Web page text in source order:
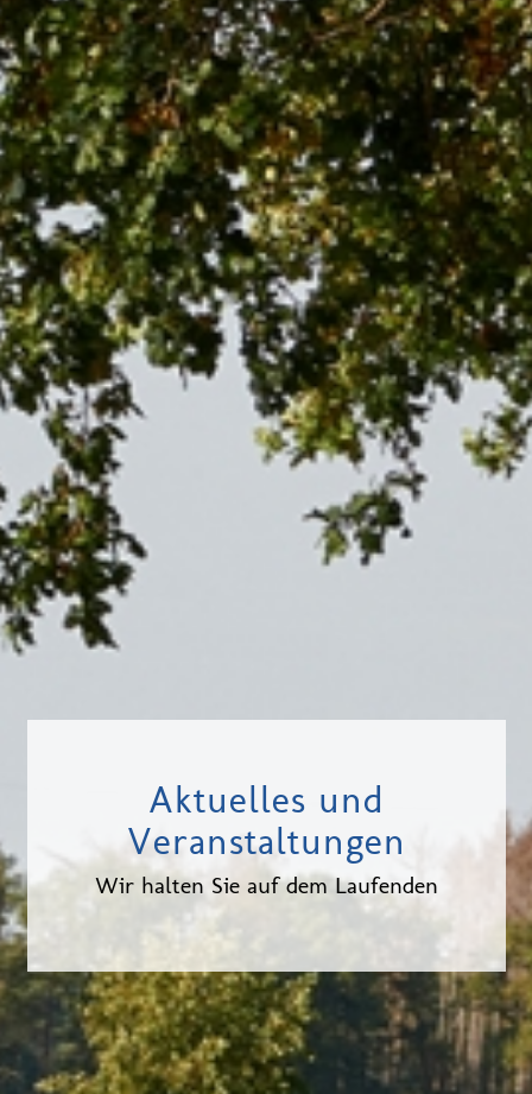
Aktuelles und
Veranstaltungen
Wir halten Sie auf dem Laufenden